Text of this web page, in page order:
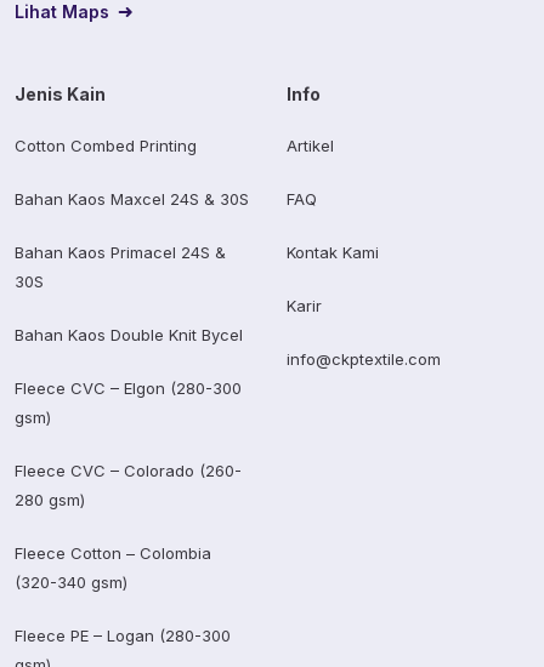
Lihat Maps
Jenis Kain
Cotton Combed Printing
Bahan Kaos Maxcel 24S & 30S
Bahan Kaos Primacel 24S &
30S
Bahan Kaos Double Knit Bycel
Fleece CVC – Elgon (280-300
gsm)
Fleece CVC – Colorado (260-
280 gsm)
Fleece Cotton – Colombia
(320-340 gsm)
Fleece PE – Logan (280-300
Info
Artikel
FAQ
Kontak Kami
Karir
info@ckptextile.com